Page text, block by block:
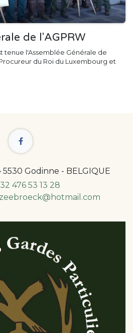
de l'AGPRW
tenue l'Assemblée Générale de
du Roi du Luxembourg et
5530 Godinne - BELGIQUE
476 53 13 28